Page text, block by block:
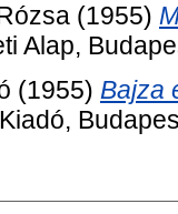
(1955)
Alap,
(1955) Bajza